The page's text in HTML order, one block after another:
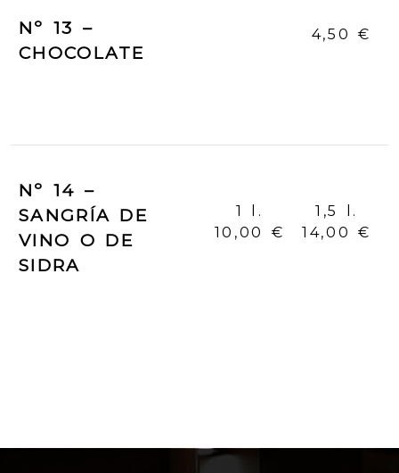
Nº 13 –
CHOCOLATE
4,50 €
Nº 14 –
SANGRÍA DE
VINO O DE
SIDRA
1 l.
10,00 €
1,5 l.
14,00 €